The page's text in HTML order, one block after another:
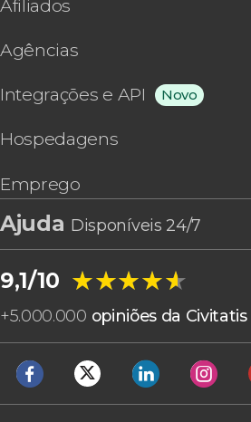
Afiliados
Agências
Integrações e API Novo
Hospedagens
Emprego
Ajuda Disponíveis 24/7
9,1/10 ★★★★★
★★★★★
+5.000.000 opiniões da Civitatis